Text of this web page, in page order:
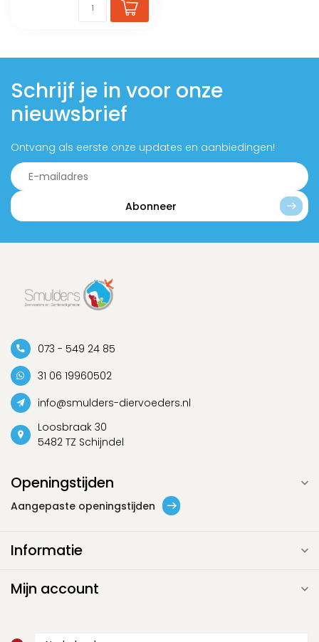
Schrijf je in voor onze
nieuwsbrief
Ontvang als eerste onze updates en aanbiedingen!
Abonneer
073 - 549 24 85
31 06 19960502
info@smulders-diervoeders.nl
Loosbraak 30
5482 TZ Schijndel
Openingstijden
Aangepaste openingstijden
Informatie
Mijn account